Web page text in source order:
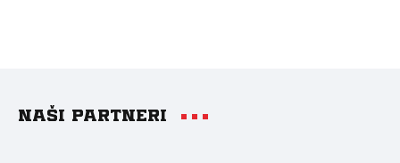
Naši partneri